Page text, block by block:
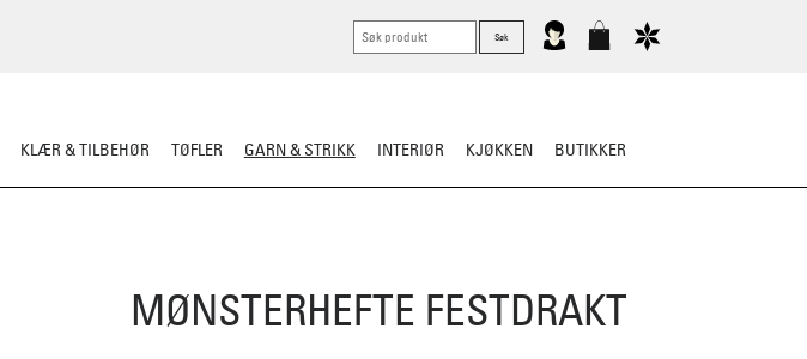
KLÆR & TILBEHØR TØFLER GARN & STRIKK INTERIØR KJØKKEN BUTIKKER
MØNSTERHEFTE FESTDRAKT